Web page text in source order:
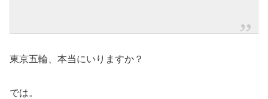
東京五輪、本当にいりますか？
では。